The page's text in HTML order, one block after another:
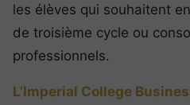
les élèves qui souhaitent
de troisième cycle ou
professionnels.
L’Imperial College